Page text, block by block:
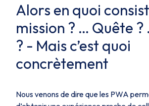
Alors en quoi
mission ? … Quête ?
? - Mais c’est quoi
concrètement
Nous venons de dire que les PWA